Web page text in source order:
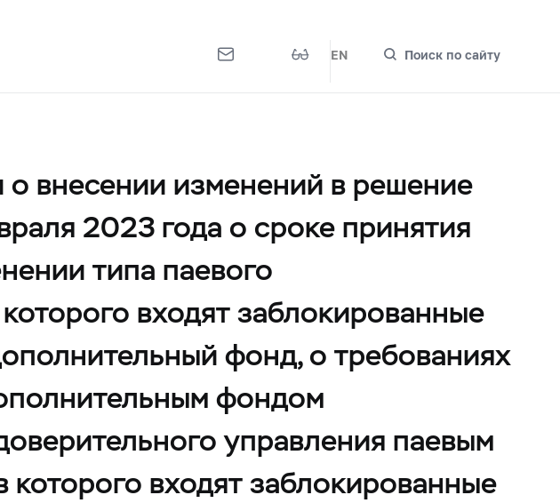
EN Поиск по сайту
внесении изменений в решение
2023 года о сроке принятия
типа паевого
входят заблокированные
фонд, о требованиях
фондом
управления паевым
входят заблокированные